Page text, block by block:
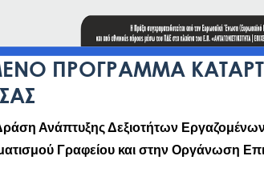
ΠΡΟΓΡΑΜΜΑ
Ανάπτυξης Δεξιοτήτων
Γραφείου και στην Οργάνωση